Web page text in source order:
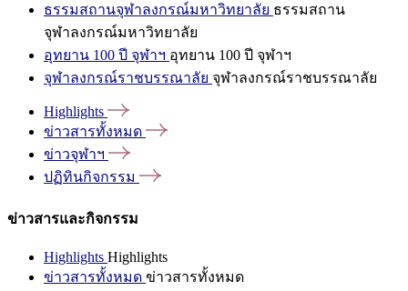
ธรรมสถานจุฬาลงกรณ์มหาวิทยาลัย ธรรมสถาน
จุฬาลงกรณ์มหาวิทยาลัย
อุทยาน 100 ปี จุฬาฯ อุทยาน 100 ปี จุฬาฯ
จุฬาลงกรณ์ราชบรรณาลัย จุฬาลงกรณ์ราชบรรณาลัย
Highlights
ข่าวสารทั้งหมด
ข่าวจุฬาฯ
ปฏิทินกิจกรรม
ข่าวสารและกิจกรรม
Highlights Highlights
ข่าวสารทั้งหมด ข่าวสารทั้งหมด